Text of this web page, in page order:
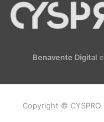
Benavente Digital
Copyright ©